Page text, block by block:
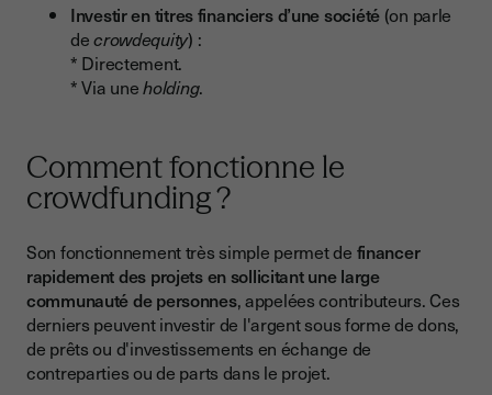
Investir en titres financiers d’une société(on parle
decrowdequity) :
* Directement.
* Via uneholding.
Comment fonctionne le
crowdfunding ?
Son fonctionnement très simple permet de financer
rapidement des projets en sollicitant une large
communauté de personnes, appelées contributeurs. Ces
derniers peuvent investir de l'argent sous forme de dons,
de prêts ou d'investissements en échange de
contreparties ou de parts dans le projet.